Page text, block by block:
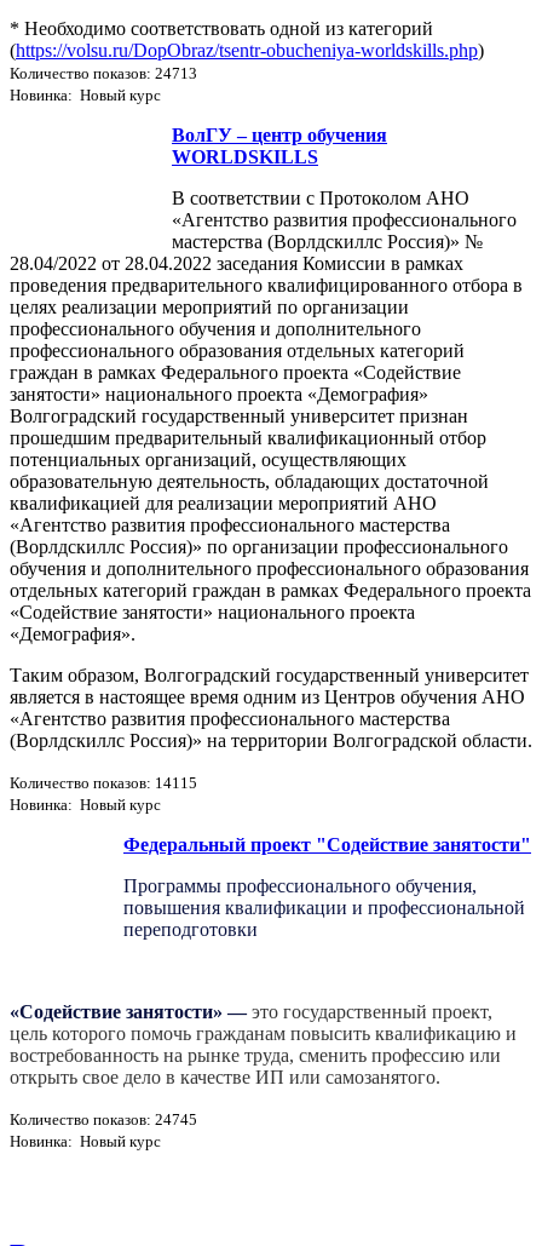
* Необходимо соответствовать одной из категорий
(https://volsu.ru/DopObraz/tsentr-obucheniya-worldskills.php)
Количество показов: 24713
Новинка: Новый курс
ВолГУ – центр обучения
WORLDSKILLS
В соответствии с Протоколом АНО
«Агентство развития профессионального
мастерства (Ворлдскиллс Россия)» №
28.04/2022 от 28.04.2022 заседания Комиссии в рамках
проведения предварительного квалифицированного отбора в
целях реализации мероприятий по организации
профессионального обучения и дополнительного
профессионального образования отдельных категорий
граждан в рамках Федерального проекта «Содействие
занятости» национального проекта «Демография»
Волгоградский государственный университет признан
прошедшим предварительный квалификационный отбор
потенциальных организаций, осуществляющих
образовательную деятельность, обладающих достаточной
квалификацией для реализации мероприятий АНО
«Агентство развития профессионального мастерства
(Ворлдскиллс Россия)» по организации профессионального
обучения и дополнительного профессионального образования
отдельных категорий граждан в рамках Федерального проекта
«Содействие занятости» национального проекта
«Демография».
Таким образом, Волгоградский государственный университет
является в настоящее время одним из Центров обучения АНО
«Агентство развития профессионального мастерства
(Ворлдскиллс Россия)» на территории Волгоградской области.
Количество показов: 14115
Новинка: Новый курс
Федеральный проект "Содействие занятости"
Программы профессионального обучения,
повышения квалификации и профессиональной
переподготовки
«Содействие занятости» —это государственный проект,
цель которого помочь гражданам повысить квалификацию и
востребованность на рынке труда, сменить профессию или
открыть свое дело в качестве ИП или самозанятого.
Количество показов: 24745
Новинка: Новый курс